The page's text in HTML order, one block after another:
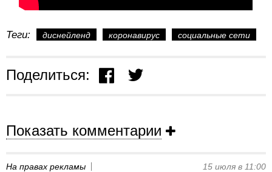
Теги: диснейленд коронавирус социальные сети
Поделиться:
Показать комментарии
На правах рекламы 15 июля в 11:00